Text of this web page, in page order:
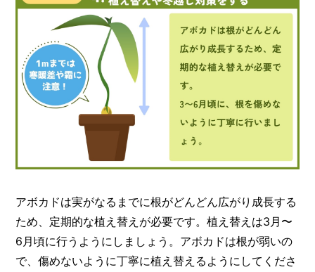
アボカドは実がなるまでに根がどんどん広がり成長する
ため、定期的な植え替えが必要です。植え替えは3月〜
6月頃に行うようにしましょう。アボカドは根が弱いの
で、傷めないように丁寧に植え替えるようにしてくださ